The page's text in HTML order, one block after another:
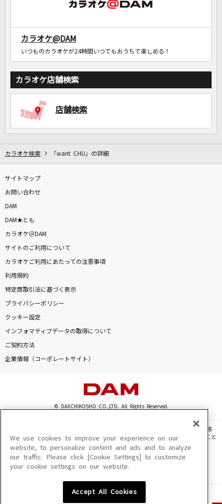
カラオケ@DAM
いつものカラオケが24時間いつでもおうちで楽しめる！
カラオケ店舗検索
店舗検索
カラオケ検索 「want CHU」の詳細
サイトマップ
お問い合わせ
DAM
DAM★とも
カラオケ＠DAM
サイトのご利用について
カラオケご利用にあたっての注意事項
利用規約
特定商取引法に基づく表示
プライバシーポリシー
クッキー設定
インフォマティブデータの取得について
ご契約方法
企業情報（コーポレートサイト）
© DAIICHIKOSHO CO.,LTD. All Rights Reserved.
このサイトに掲載されている一切の文章・画像・写真・動画・音声等を、手段や形態
を問わず、著作権法の定める範囲を超えて無断で複製、転載、ファイル化などすること
を禁じます。
楽曲及びコンテンツは、機種によりご利用いただけない場合があります。
楽曲及びコンテンツの配信日、配信内容が変更になる場合があります。
We use cookies to improve your experience on our
website, to personalize content and ads and to analyze
our traffic. Please click [Cookie Settings] to customize
your cookie settings on our website.
Accept All Cookies